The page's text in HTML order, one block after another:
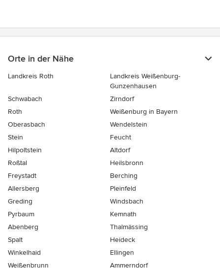
Orte in der Nähe
Landkreis Roth
Landkreis Weißenburg-
Gunzenhausen
Schwabach
Zirndorf
Roth
Weißenburg in Bayern
Oberasbach
Wendelstein
Stein
Feucht
Hilpoltstein
Altdorf
Roßtal
Heilsbronn
Freystadt
Berching
Allersberg
Pleinfeld
Greding
Windsbach
Pyrbaum
Kemnath
Abenberg
Thalmässing
Spalt
Heideck
Winkelhaid
Ellingen
Weißenbrunn
Ammerndorf